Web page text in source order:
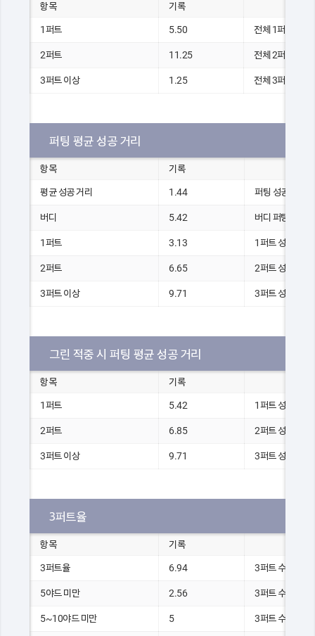
항목 기록
1퍼트 5.50 전체 1퍼팅 수
2퍼트 11.25 전체 2퍼팅 수
3퍼트 이상 1.25 전체 3퍼팅 수
퍼팅 평균 성공 거리
항목 기록
평균 성공 거리 1.44 퍼팅 성공 거리
버디 5.42 버디 퍼팅 성공
1퍼트 3.13 1퍼트 성공 거
2퍼트 6.65 2퍼트 성공 거
3퍼트 이상 9.71 3퍼트 성공 거
그린 적중 시 퍼팅 평균 성공 거리
항목 기록
1퍼트 5.42 1퍼트 성공 거
2퍼트 6.85 2퍼트 성공 거
3퍼트 이상 9.71 3퍼트 성공 거
3퍼트율
항목 기록
3퍼트율 6.94 3퍼트 수
5야드 미만 2.56 3퍼트 수
5~10야드 미만 5 3퍼트 수